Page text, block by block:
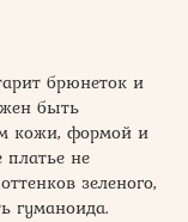
брюнеток и
быть
кожи, формой и
не
зеленого,
гуманоида.